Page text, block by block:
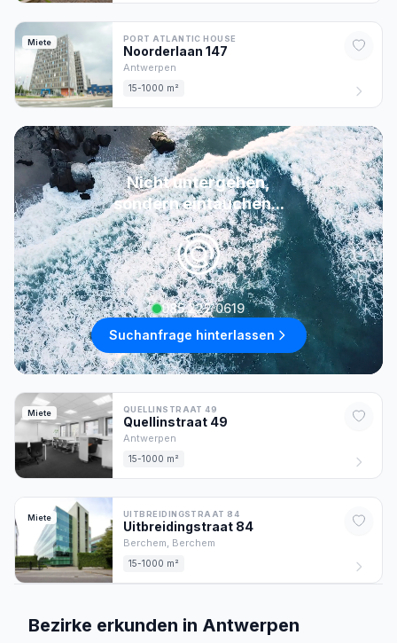
Miete PORT ATLANTIC HOUSE
Noorderlaan 147
Antwerpen
15-1000 m²
Nicht untergehen,
sondern eintauchen...
085 222 0619
Suchanfrage hinterlassen
Miete QUELLINSTRAAT 49
Quellinstraat 49
Antwerpen
15-1000 m²
Miete UITBREIDINGSTRAAT 84
Uitbreidingstraat 84
Berchem, Berchem
15-1000 m²
Bezirke erkunden in Antwerpen